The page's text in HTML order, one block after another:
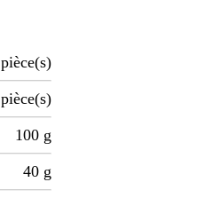
pièce(s)
pièce(s)
100 g
40 g